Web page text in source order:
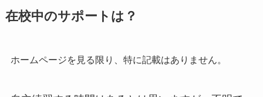
在校中のサポートは？
ホームページを見る限り、特に記載はありません。